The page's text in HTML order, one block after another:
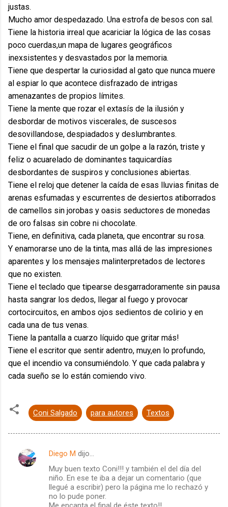
justas.
Mucho amor despedazado. Una estrofa de besos con sal.
Tiene la historia irreal que acariciar la lógica de las cosas
poco cuerdas,un mapa de lugares geográficos
inexsistentes y desvastados por la memoria.
Tiene que despertar la curiosidad al gato que nunca muere
al espiar lo que acontece disfrazado de intrigas
amenazantes de propios límites.
Tiene la mente que rozar el extasís de la ilusión y
desbordar de motivos viscerales, de suscesos
desovillandose, despiadados y deslumbrantes.
Tiene el final que sacudir de un golpe a la razón, triste y
feliz o acuarelado de dominantes taquicardías
desbordantes de suspiros y conclusiones abiertas.
Tiene el reloj que detener la caída de esas lluvias finitas de
arenas esfumadas y escurrentes de desiertos atiborrados
de camellos sin jorobas y oasis seductores de monedas
de oro falsas sin cobre ni chocolate.
Tiene, en definitiva, cada planeta, que encontrar su rosa.
Y enamorarse uno de la tinta, mas allá de las impresiones
aparentes y los mensajes malinterpretados de lectores
que no existen.
Tiene el teclado que tipearse desgarradoramente sin pausa
hasta sangrar los dedos, llegar al fuego y provocar
cortocircuitos, en ambos ojos sedientos de colirio y en
cada una de tus venas.
Tiene la pantalla a cuarzo líquido que gritar más!
Tiene el escritor que sentir adentro, muy,en lo profundo,
que el incendio va consumiéndolo. Y que cada palabra y
cada sueño se lo están comiendo vivo.
Coni Salgado para autores Textos
C
Diego M dijo…
Muy buen texto Coni!!! y también el del día del
niño. En ese te iba a dejar un comentario (que
llegué a escribir) pero la página me lo rechazó y
no lo pude poner.